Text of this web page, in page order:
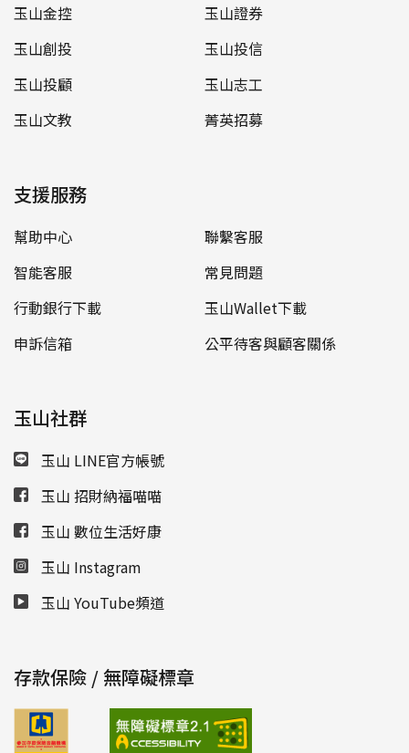
玉山金控
玉山證券
玉山創投
玉山投信
玉山投顧
玉山志工
玉山文教
菁英招募
支援服務
幫助中心
聯繫客服
智能客服
常見問題
行動銀行下載
玉山Wallet下載
申訴信箱
公平待客與顧客關係
玉山社群
玉山 LINE官方帳號
玉山 招財納福喵喵
玉山 數位生活好康
玉山 Instagram
玉山 YouTube頻道
存款保險 / 無障礙標章